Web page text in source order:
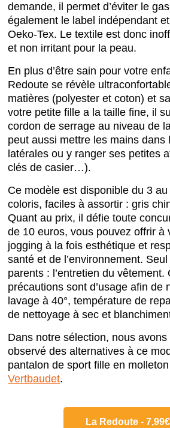
demande, il permet d’éviter le
également le label indépendant
Oeko-Tex. Le textile est donc
et non irritant pour la peau.
En plus d’être sain pour votre
Redoute se révèle
matières (polyester et coton) et
votre petite fille a la taille fine, il
cordon de serrage au niveau de
peut aussi mettre les mains dans
latérales ou y ranger ses petites
clés de casier…).
Ce modèle est disponible du 3
coloris, faciles à assortir : gris
Quant au prix, il défie toute
de 10 euros, vous pouvez offrir à
jogging à la fois esthétique et
santé et de l’environnement.
parents : l’entretien du vêtement.
précautions sont d’usage afin de
lavage à 40°, température de
de nettoyage à sec et
Dans notre sélection, nous
observé des alternatives à ce
pantalon de sport fille en
Vertbaudet.
La Redoute - 7,99€